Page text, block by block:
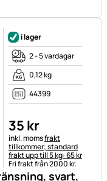
svart,
i lager
2 - 5 vardagar
0,12 kg
44399
35 kr
Skatteinformation:
inkl. momsfrakt
tillkommer; standard
frakt upp till 5 kg: 65 kr
Fri frakt från 2000 kr.